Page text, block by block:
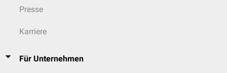
Presse
Karriere
Für Unternehmen